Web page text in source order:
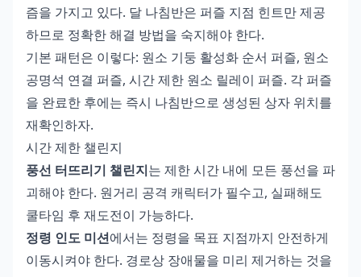
즘을 가지고 있다. 달 나침반은 퍼즐 지점 힌트만 제공
하므로 정확한 해결 방법을 숙지해야 한다.
기본 패턴은 이렇다: 원소 기둥 활성화 순서 퍼즐, 원소
공명석 연결 퍼즐, 시간 제한 원소 릴레이 퍼즐. 각 퍼즐
을 완료한 후에는 즉시 나침반으로 생성된 상자 위치를
재확인하자.
시간 제한 챌린지
풍선 터뜨리기 챌린지는 제한 시간 내에 모든 풍선을 파
괴해야 한다. 원거리 공격 캐릭터가 필수고, 실패해도
쿨타임 후 재도전이 가능하다.
정령 인도 미션에서는 정령을 목표 지점까지 안전하게
이동시켜야 한다. 경로상 장애물을 미리 제거하는 것을